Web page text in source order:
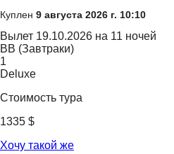
Куплен 9 августа 2026 г. 10:10
Вылет 19.10.2026 на 11 ночей
BB (Завтраки)
1
Deluxe
Стоимость тура
1335 $
Хочу такой же